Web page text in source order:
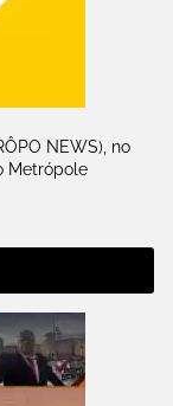
NEWS), no
Metrópole